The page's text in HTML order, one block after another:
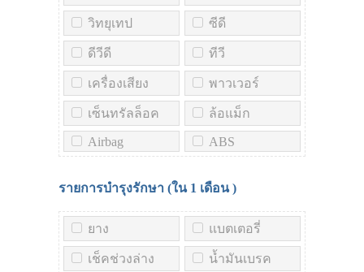
วิทยุเทป ซีดี
ดีวีดี ทีวี
เครื่องเสียง พาวเวอร์
เซ็นทรัลล็อค ล้อแม็ก
Airbag ABS
รายการบำรุงรักษา (ใน 1 เดือน)
ยาง แบตเตอรี่
เช็คช่วงล่าง น้ำมันเบรค